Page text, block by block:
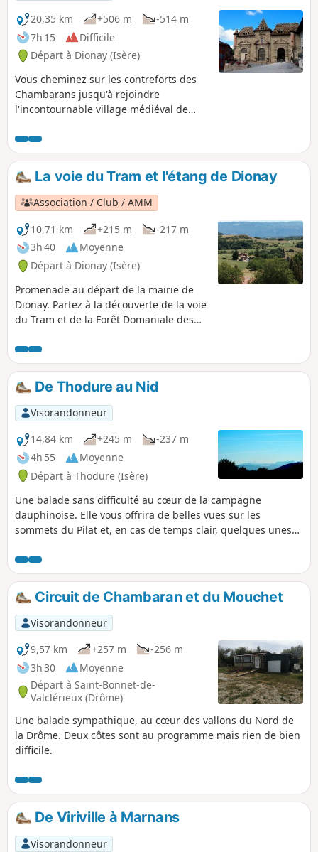
20,35 km
+506 m
-514 m
7h 15
Difficile
Départ à Dionay (Isère)
Vous cheminez sur les contreforts des
Chambarans jusqu'à rejoindre
l'incontournable village médiéval de
abbaye. Vous avez constamment de
belles vues sur la barrière
septentrionale du Vercors. La seule
difficulté est le kilométrage élevé.
La voie du Tram et l'étang de Dionay
Association / Club / AMM
10,71 km
+215 m
-217 m
3h 40
Moyenne
Départ à Dionay (Isère)
Promenade au départ de la mairie de
Dionay. Partez à la découverte de la voie
du Tram et de la Forêt Domaniale des
offrira une vue dégagée sur le Vercors
et la Chartreuse.
De Thodure au Nid
Visorandonneur
14,84 km
+245 m
-237 m
4h 55
Moyenne
Départ à Thodure (Isère)
Une balade sans difficulté au cœur de la campagne
dauphinoise. Elle vous offrira de belles vues sur les
sommets du Pilat et, en cas de temps clair, quelques unes
Circuit de Chambaran et du Mouchet
Visorandonneur
9,57 km
+257 m
-256 m
3h 30
Moyenne
Départ à Saint-Bonnet-de-
Valclérieux (Drôme)
Une balade sympathique, au cœur des vallons du Nord de
la Drôme. Deux côtes sont au programme mais rien de bien
difficile.
De Viriville à Marnans
Visorandonneur